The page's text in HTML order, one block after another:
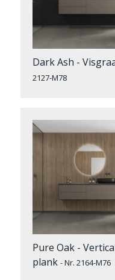
Dark Ash -
2127-M78
Pure Oak -
plank - Nr. 2164-M76